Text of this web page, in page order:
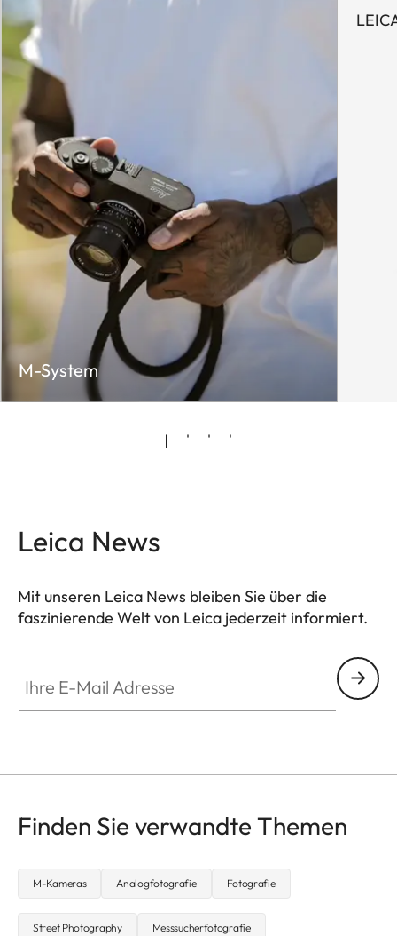
M-System
Leica News
Mit unseren Leica News bleiben Sie über die
faszinierende Welt von Leica jederzeit informiert.
Finden Sie verwandte Themen
M-Kameras Analogfotografie Fotografie
Street Photography Messsucherfotografie